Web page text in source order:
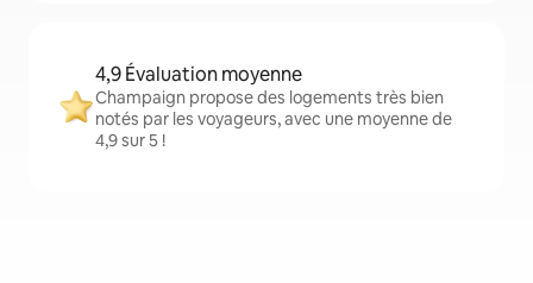
4,9 Évaluation moyenne
Champaign propose des logements très bien
notés par les voyageurs, avec une moyenne de
4,9 sur 5 !